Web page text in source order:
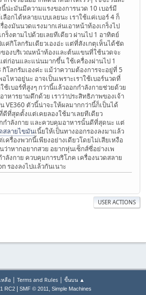
นี้น่ะมันมีความแรงของการนวด 10 เบอร์มี
อกได้หลายแบบเลยนะ เราใช้แค่เบอร์ 4 ก็
องมันนวดแรงมากเล่นเอาหน้าท้องเกร็งไป
ร็งตามไปด้วยเลยทีเดียว ผ่านไป 1 อาทิตย์
ค่กิโลกรัมเดียวเองอ่ะ แต่ที่สังเกตุเห็นได้ชัด
องบริเวณหน้าท้องและต้นแขนที่ใช้นวดจะ
ก่อนและแน่นมากขึ้น ใช้เครื่องผ่านไป 1
โลกรัมเองค่ะ แม้ว่าความต้องการจะอยู่ที่ 5
ไหวอยู่นะ อาจเป็นเพราะเราใช้เบอร์นวดที่
เบอร์ที่สูงๆ กว่านี้แล้วออกกำลังกายช่วยด้วย
าหารยามดึกด้วย เราว่าประสิทธิภาพของเจ้า
VE360 ตัวนี้น่าจะให้ผลมากกว่านี้ก็เป็นได้
ดีที่สุดตั้งแต่เคยลองใช้มาเลยทีเดียว
กำลังกาย และควบคุมอาหารนั้นดีที่สุดนะ แต่
สลายไขมันเนี้ยให้เป็นทางออกรองลงมาแล้ว
ครื่องพวกนี้เพียงอย่างเดียวโดยไม่เสียเหงือ
ว่าหากอยากสวย อยากหุ่นเซ็กส์ซี่อย่างเพ
ลังกาย ควบคุมการบริโภค เครื่องนวดสลาย
รองลงไปแล้วกันเนาะ
USER ACTIONS
หลือ| Terms and Rules| ขึ้นบน ▲
RC2| SMF © 2011 , Simple Machines